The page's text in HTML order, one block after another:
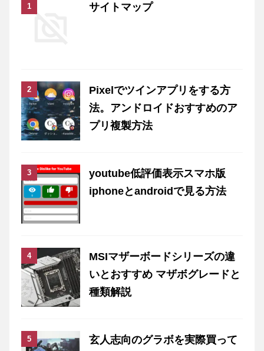
サイトマップ
Pixelでツインアプリをする方
法。アンドロイドおすすめのア
プリ複製方法
youtube低評価表示スマホ版
iphoneとandroidで見る方法
MSIマザーボードシリーズの違
いとおすすめ マザボグレードと
種類解説
玄人志向のグラボを実際買って